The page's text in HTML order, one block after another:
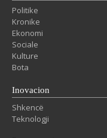
Politike
Kronike
Ekonomi
Sociale
Kulture
Bota
Inovacion
Shkencë
Teknologji